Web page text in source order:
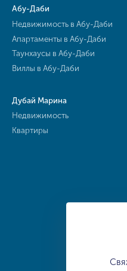
Абу-Даби
Недвижимость в Абу-Даби
Апартаменты в Абу-Даби
Таунхаусы в Абу-Даби
Виллы в Абу-Даби
Дубай Марина
Недвижимость
Квартиры